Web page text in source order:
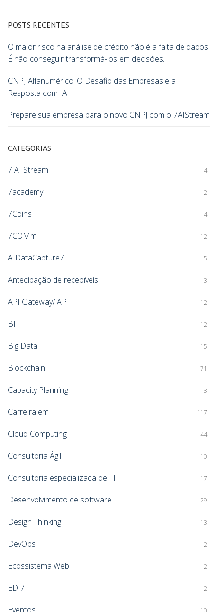
POSTS RECENTES
O maior risco na análise de crédito não é a falta de dados.
É não conseguir transformá-los em decisões.
CNPJ Alfanumérico: O Desafio das Empresas e a
Resposta com IA
Prepare sua empresa para o novo CNPJ com o 7AIStream
CATEGORIAS
7 AI Stream 4
7academy 2
7Coins 4
7COMm 12
AIDataCapture7 5
Antecipação de recebíveis 3
API Gateway/ API 12
BI 12
Big Data 15
Blockchain 71
Capacity Planning 8
Carreira em TI 117
Cloud Computing 44
Consultoria Ágil 10
Consultoria especializada de TI 17
Desenvolvimento de software 29
Design Thinking 13
DevOps 2
Ecossistema Web 2
EDI7 2
Eventos